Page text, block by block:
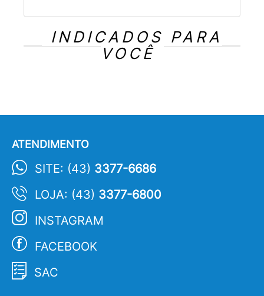
INDICADOS PARA
VOCÊ
ATENDIMENTO
SITE: (43) 3377-6686
LOJA: (43) 3377-6800
INSTAGRAM
FACEBOOK
SAC